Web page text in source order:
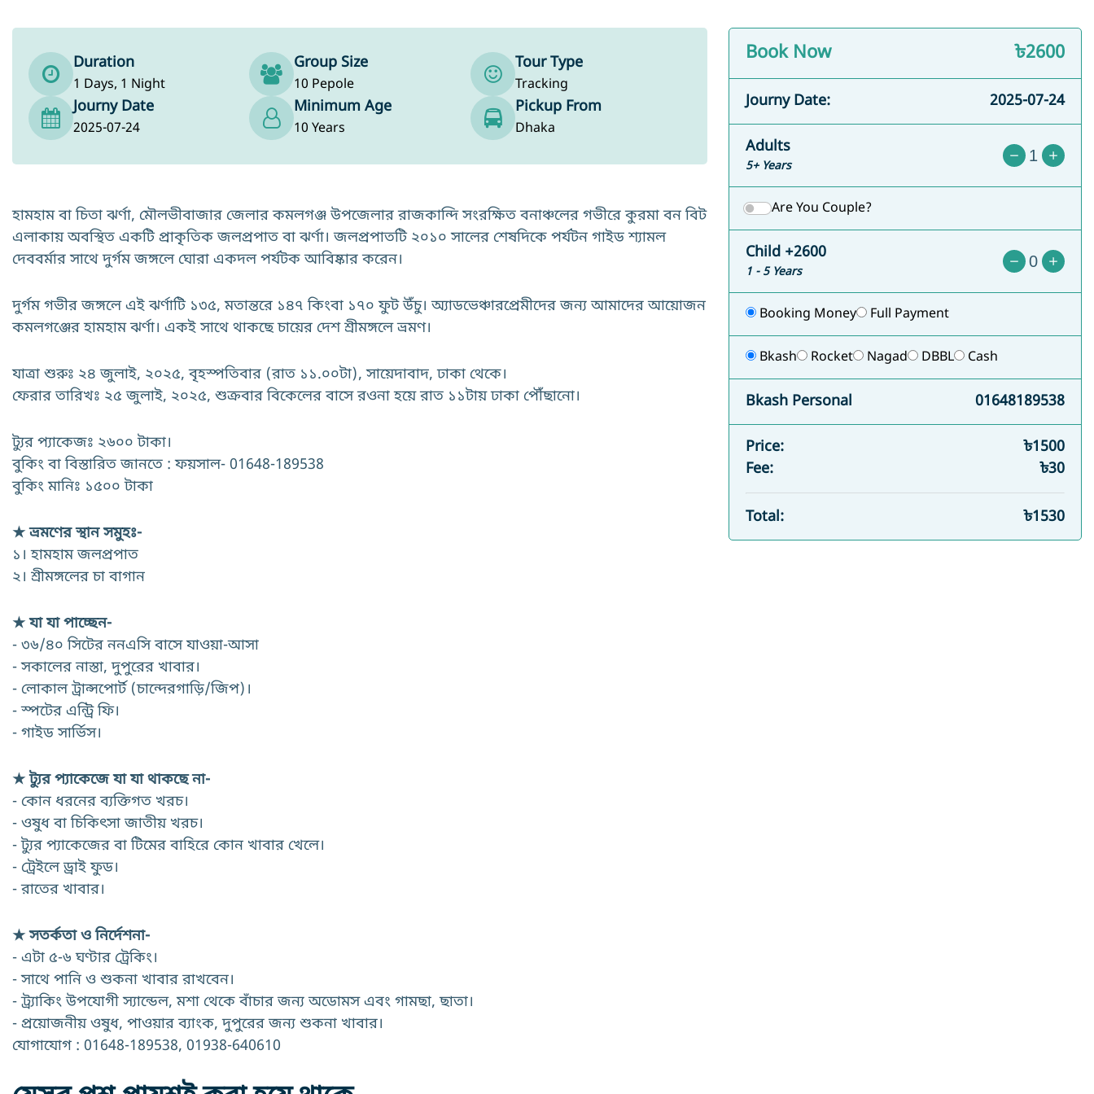
Duration
1 Days, 1 Night
Group Size
10 Pepole
Tour Type
Tracking
Journy Date
2025-07-24
Minimum Age
10 Years
Pickup From
Dhaka
হামহাম বা চিতা ঝর্ণা, মৌলভীবাজার জেলার কমলগঞ্জ উপজেলার রাজকান্দি সংরক্ষিত বনাঞ্চলের গভীরে কুরমা বন বিট
এলাকায় অবস্থিত একটি প্রাকৃতিক জলপ্রপাত বা ঝর্ণা। জলপ্রপাতটি ২০১০ সালের শেষদিকে পর্যটন গাইড শ্যামল
দেববর্মার সাথে দুর্গম জঙ্গলে ঘোরা একদল পর্যটক আবিষ্কার করেন।
দুর্গম গভীর জঙ্গলে এই ঝর্ণাটি ১৩৫, মতান্তরে ১৪৭ কিংবা ১৭০ ফুট উঁচু। অ্যাডভেঞ্চারপ্রেমীদের জন্য আমাদের আয়োজন
কমলগঞ্জের হামহাম ঝর্ণা। একই সাথে থাকছে চায়ের দেশ শ্রীমঙ্গলে ভ্রমণ।
যাত্রা শুরুঃ ২৪ জুলাই, ২০২৫, বৃহস্পতিবার (রাত ১১.০০টা), সায়েদাবাদ, ঢাকা থেকে।
ফেরার তারিখঃ ২৫ জুলাই, ২০২৫, শুক্রবার বিকেলের বাসে রওনা হয়ে রাত ১১টায় ঢাকা পৌঁছানো।
ট্যুর প্যাকেজঃ ২৬০০ টাকা।
বুকিং বা বিস্তারিত জানতে : ফয়সাল- 01648-189538
বুকিং মানিঃ ১৫০০ টাকা
★ ভ্রমণের স্থান সমুহঃ-
১। হামহাম জলপ্রপাত
২। শ্রীমঙ্গলের চা বাগান
★ যা যা পাচ্ছেন-
- ৩৬/৪০ সিটের ননএসি বাসে যাওয়া-আসা
- সকালের নাস্তা, দুপুরের খাবার।
- লোকাল ট্রান্সপোর্ট (চান্দেরগাড়ি/জিপ)।
- স্পটের এন্ট্রি ফি।
- গাইড সার্ভিস।
★ ট্যুর প্যাকেজে যা যা থাকছে না-
- কোন ধরনের ব্যক্তিগত খরচ।
- ওষুধ বা চিকিৎসা জাতীয় খরচ।
- ট্যুর প্যাকেজের বা টিমের বাহিরে কোন খাবার খেলে।
- ট্রেইলে ড্রাই ফুড।
- রাতের খাবার।
★ সতর্কতা ও নির্দেশনা-
- এটা ৫-৬ ঘণ্টার ট্রেকিং।
- সাথে পানি ও শুকনা খাবার রাখবেন।
- ট্র্যাকিং উপযোগী স্যান্ডেল, মশা থেকে বাঁচার জন্য অডোমস এবং গামছা, ছাতা।
- প্রয়োজনীয় ওষুধ, পাওয়ার ব্যাংক, দুপুরের জন্য শুকনা খাবার।
যোগাযোগ : 01648-189538, 01938-640610
Book Now ৳2600
Journy Date: 2025-07-24
Adults
5+ Years
Are You Couple?
Child +2600
1 - 5 Years
Booking Money Full Payment
Bkash Rocket Nagad DBBL Cash
Bkash Personal 01648189538
Price: ৳1500
Fee:
৳30
Total: ৳1530